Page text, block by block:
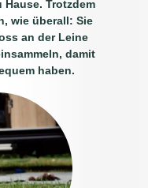
Trotzdem
wie überall: Sie
an der Leine
damit
haben.